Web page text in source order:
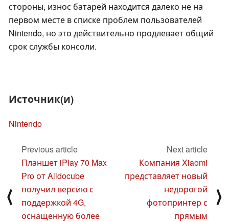
стороны, износ батарей находится далеко не на
первом месте в списке проблем пользователей
Nintendo, но это действительно продлевает общий
срок службы консоли.
Источник(и)
Nintendo
⟨
Previous article
Планшет iPlay 70 Max
Pro от Alldocube
получил версию с
поддержкой 4G,
оснащенную более
Next article
Компания Xiaomi
представляет новый
недорогой
фотопринтер с
прямым
⟩